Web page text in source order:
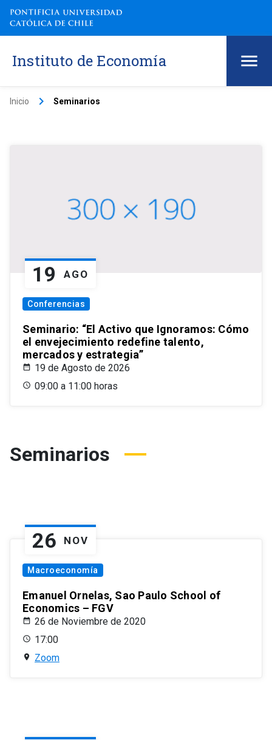
Instituto de Economía
Inicio keyboard_arrow_right Seminarios
19 AGO
Conferencias
Seminario: “El Activo que Ignoramos: Cómo
el envejecimiento redefine talento,
mercados y estrategia”
19 de Agosto de 2026
09:00 a 11:00 horas
Seminarios
26 NOV
Macroeconomía
Emanuel Ornelas, Sao Paulo School of
Economics – FGV
26 de Noviembre de 2020
17:00
Zoom